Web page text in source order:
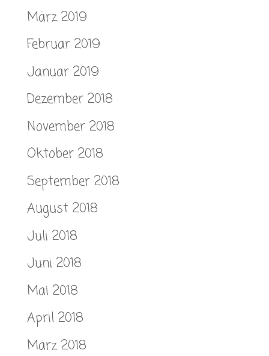
März 2019
Februar 2019
Januar 2019
Dezember 2018
November 2018
Oktober 2018
September 2018
August 2018
Juli 2018
Juni 2018
Mai 2018
April 2018
März 2018